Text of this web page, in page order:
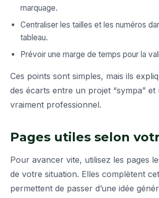
marquage.
Centraliser les tailles et les numéros
tableau.
Prévoir une marge de temps pour la
Ces points sont simples, mais ils
des écarts entre un projet “sympa” et
vraiment professionnel.
Pages utiles selon
Pour avancer vite, utilisez les pages
de votre situation. Elles complètent
permettent de passer d’une idée